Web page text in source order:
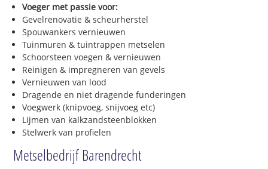
Voeger met passie voor:
Gevelrenovatie & scheurherstel
Spouwankers vernieuwen
Tuinmuren & tuintrappen metselen
Schoorsteen voegen & vernieuwen
Reinigen & impregneren van gevels
Vernieuwen van lood
Dragende en niet dragende funderingen
Voegwerk (knipvoeg, snijvoeg etc)
Lijmen van kalkzandsteenblokken
Stelwerk van profielen
Metselbedrijf Barendrecht